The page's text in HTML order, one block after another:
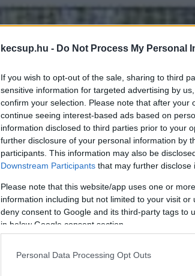
kecsup.hu - Do Not Process My Personal
If you wish to opt-out of the sale, sharing to third
sensitive information for targeted advertising by
confirm your selection. Please note that after your
continue seeing interest-based ads based on
information disclosed to third parties prior to your
further disclosure of your personal information by
participants. This information may also be
Downstream Participants that may further disclose
Please note that this website/app uses one or
information including but not limited to your visit
deny consent to Google and its third-party tags to
in below Google consent section.
Personal Data Processing Opt Outs